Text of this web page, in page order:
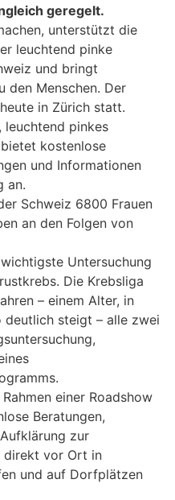
geregelt.
unterstützt die
leuchtend pinke
und bringt
den Menschen. Der
in Zürich statt.
leuchtend pinkes
kostenlose
und Informationen
an.
Schweiz 6800 Frauen
an den Folgen von
Untersuchung
Die Krebsliga
– einem Alter, in
deutlich steigt – alle zwei
einer Roadshow
Beratungen,
zur
direkt vor Ort in
und auf Dorfplätzen